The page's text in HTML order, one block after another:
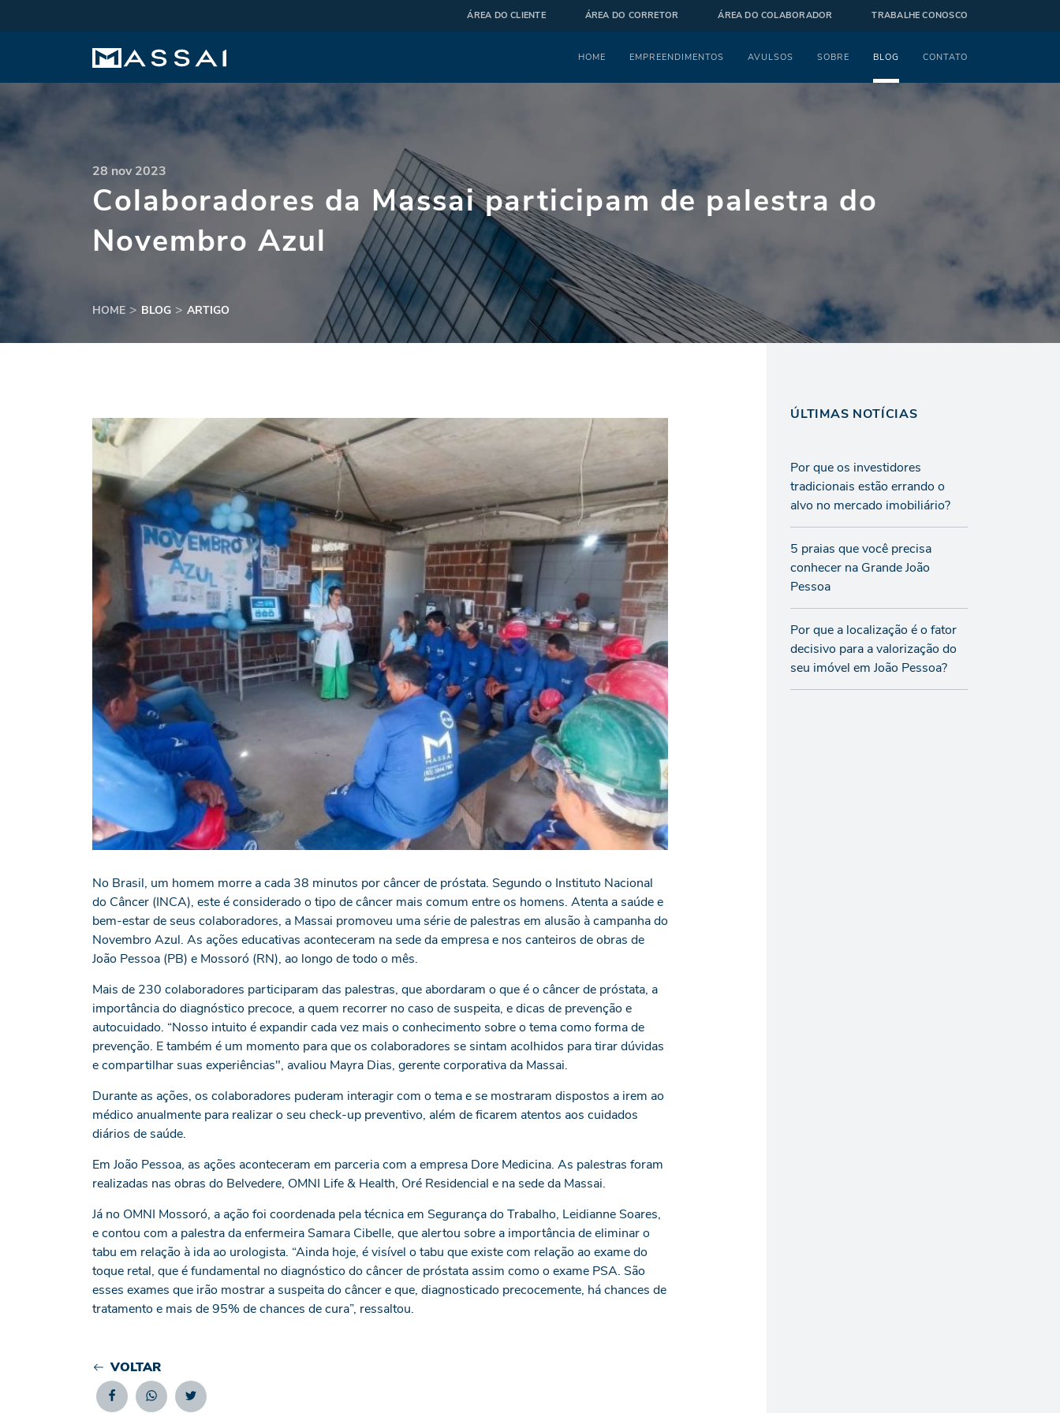
ÁREA DO CLIENTE ÁREA DO CORRETOR ÁREA DO COLABORADOR TRABALHE CONOSCO
Menu
HOME EMPREENDIMENTOS AVULSOS SOBRE BLOG CONTATO
28 nov 2023
Colaboradores da Massai participam de palestra do
Novembro Azul
HOME BLOG ARTIGO
No Brasil, um homem morre a cada 38 minutos por câncer de próstata. Segundo o Instituto Nacional
do Câncer (INCA), este é considerado o tipo de câncer mais comum entre os homens. Atenta a saúde e
bem-estar de seus colaboradores, a Massai promoveu uma série de palestras em alusão à campanha do
Novembro Azul. As ações educativas aconteceram na sede da empresa e nos canteiros de obras de
João Pessoa (PB) e Mossoró (RN), ao longo de todo o mês.
Mais de 230 colaboradores participaram das palestras, que abordaram o que é o câncer de próstata, a
importância do diagnóstico precoce, a quem recorrer no caso de suspeita, e dicas de prevenção e
autocuidado. “Nosso intuito é expandir cada vez mais o conhecimento sobre o tema como forma de
prevenção. E também é um momento para que os colaboradores se sintam acolhidos para tirar dúvidas
e compartilhar suas experiências", avaliou Mayra Dias, gerente corporativa da Massai.
Durante as ações, os colaboradores puderam interagir com o tema e se mostraram dispostos a irem ao
médico anualmente para realizar o seu check-up preventivo, além de ficarem atentos aos cuidados
diários de saúde.
Em João Pessoa, as ações aconteceram em parceria com a empresa Dore Medicina. As palestras foram
realizadas nas obras do Belvedere, OMNI Life & Health, Oré Residencial e na sede da Massai.
Já no OMNI Mossoró, a ação foi coordenada pela técnica em Segurança do Trabalho, Leidianne Soares,
e contou com a palestra da enfermeira Samara Cibelle, que alertou sobre a importância de eliminar o
tabu em relação à ida ao urologista. “Ainda hoje, é visível o tabu que existe com relação ao exame do
toque retal, que é fundamental no diagnóstico do câncer de próstata assim como o exame PSA. São
esses exames que irão mostrar a suspeita do câncer e que, diagnosticado precocemente, há chances de
tratamento e mais de 95% de chances de cura”, ressaltou.
VOLTAR
ÚLTIMAS NOTÍCIAS
Por que os investidores
tradicionais estão errando o
alvo no mercado imobiliário?
5 praias que você precisa
conhecer na Grande João
Pessoa
Por que a localização é o fator
decisivo para a valorização do
seu imóvel em João Pessoa?
FacebookWhatsappTwitter